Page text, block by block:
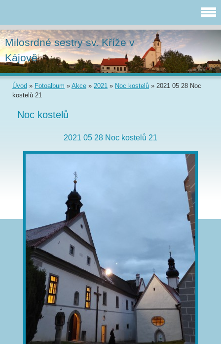
Milosrdné sestry sv. Kříže v
Kájově
Úvod » Fotoalbum » Akce » 2021 » Noc kostelů » 2021 05 28 Noc
kostelů 21
Noc kostelů
2021 05 28 Noc kostelů 21